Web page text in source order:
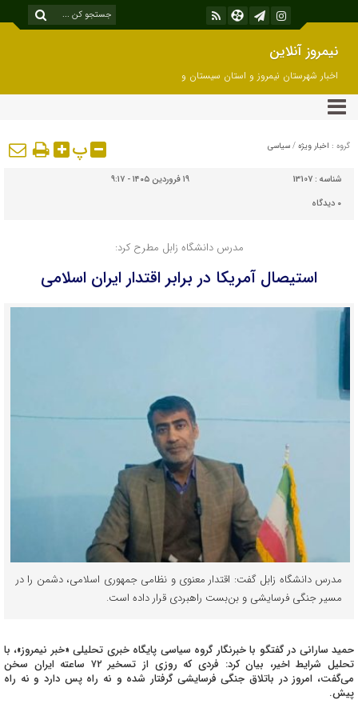
نیمروز آنلاین
اخبار شهرستان نیمروز و استان سیستان و
بلوچستان
گروه : اخبار ویژه / سیاسی پ
شناسه : 13107
۱۹ فروردین ۱۴۰۵ - ۹:۱۷
۰ دیدگاه
مدرس دانشگاه زابل مطرح کرد:
استیصال آمریکا در برابر اقتدار ایران اسلامی
مدرس دانشگاه زابل گفت: اقتدار معنوی و نظامی جمهوری اسلامی، دشمن را در
مسیر جنگی فرسایشی و بن‌بست راهبردی قرار داده است.
حمید سارانی در گفتگو با خبرنگار گروه سیاسی پایگاه خبری تحلیلی «خبر نیمروز»، با
تحلیل شرایط اخیر، بیان کرد: فردی که روزی از تسخیر ۷۲ ساعته ایران سخن
می‌گفت، امروز در باتلاق جنگی فرسایشی گرفتار شده و نه راه پس دارد و نه راه
پیش.